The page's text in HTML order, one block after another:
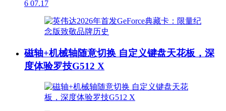
6 07.17
磁轴+机械轴随意切换 自定义键盘天花板，深
度体验罗技G512 X